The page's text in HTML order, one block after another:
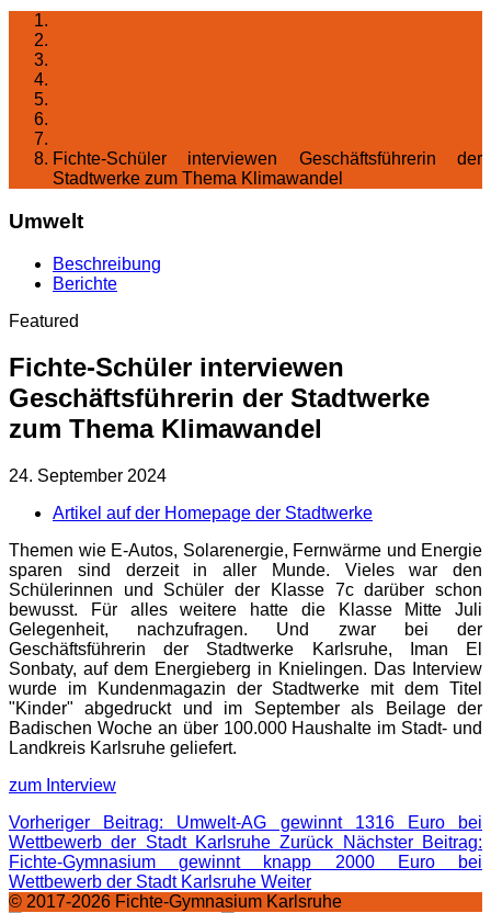
Fichte-Schüler interviewen Geschäftsführerin der
Stadtwerke zum Thema Klimawandel
Umwelt
Beschreibung
Berichte
Featured
Fichte-Schüler interviewen
Geschäftsführerin der Stadtwerke
zum Thema Klimawandel
24. September 2024
Artikel auf der Homepage der Stadtwerke
Themen wie E-Autos, Solarenergie, Fernwärme und Energie
sparen sind derzeit in aller Munde. Vieles war den
Schülerinnen und Schüler der Klasse 7c darüber schon
bewusst. Für alles weitere hatte die Klasse Mitte Juli
Gelegenheit, nachzufragen. Und zwar bei der
Geschäftsführerin der Stadtwerke Karlsruhe, Iman El
Sonbaty, auf dem Energieberg in Knielingen. Das Interview
wurde im Kundenmagazin der Stadtwerke mit dem Titel
"Kinder" abgedruckt und im September als Beilage der
Badischen Woche an über 100.000 Haushalte im Stadt- und
Landkreis Karlsruhe geliefert.
zum Interview
Vorheriger Beitrag: Umwelt-AG gewinnt 1316 Euro bei
Wettbewerb der Stadt KarlsruheZurück
Nächster Beitrag:
Fichte-Gymnasium gewinnt knapp 2000 Euro bei
Wettbewerb der Stadt Karlsruhe Weiter
© 2017-2026 Fichte-Gymnasium Karlsruhe